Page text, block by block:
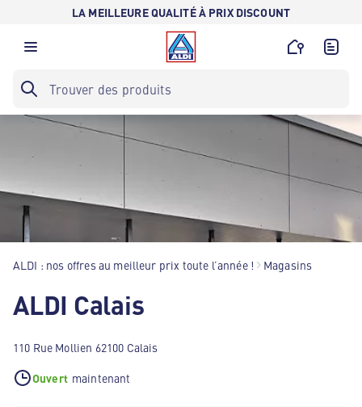
LA MEILLEURE QUALITÉ À PRIX DISCOUNT
ALDI : nos offres au meilleur prix toute l’année ! Magasins
ALDI Calais
110 Rue Mollien 62100 Calais
Ouvert maintenant